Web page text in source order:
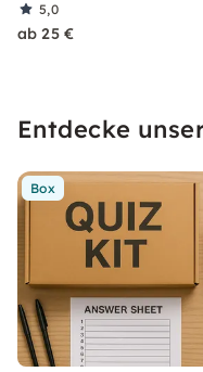
5,0
ab 25 €
Entdecke
Box